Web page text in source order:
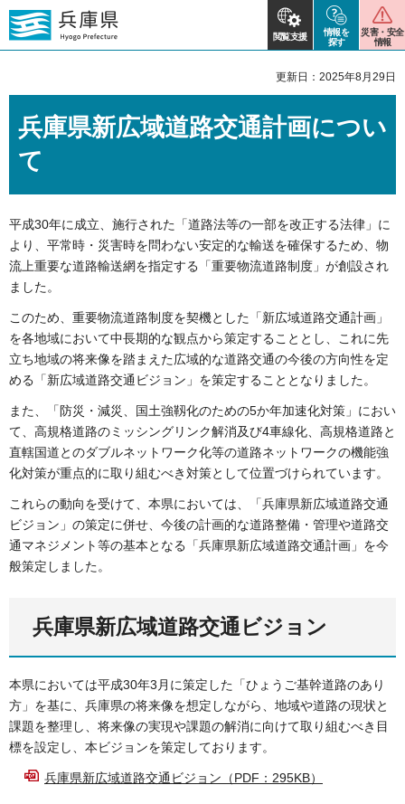
閲覧支援
情報を
探す
災害・安全
情報
更新日：2025年8月29日
兵庫県新広域道路交通計画につい
て
平成30年に成立、施行された「道路法等の一部を改正する法律」に
より、平常時・災害時を問わない安定的な輸送を確保するため、物
流上重要な道路輸送網を指定する「重要物流道路制度」が創設され
ました。
このため、重要物流道路制度を契機とした「新広域道路交通計画」
を各地域において中長期的な観点から策定することとし、これに先
立ち地域の将来像を踏まえた広域的な道路交通の今後の方向性を定
める「新広域道路交通ビジョン」を策定することとなりました。
また、「防災・減災、国土強靱化のための5か年加速化対策」におい
て、高規格道路のミッシングリンク解消及び4車線化、高規格道路と
直轄国道とのダブルネットワーク化等の道路ネットワークの機能強
化対策が重点的に取り組むべき対策として位置づけられています。
これらの動向を受けて、本県においては、「兵庫県新広域道路交通
ビジョン」の策定に併せ、今後の計画的な道路整備・管理や道路交
通マネジメント等の基本となる「兵庫県新広域道路交通計画」を今
般策定しました。
兵庫県新広域道路交通ビジョン
本県においては平成30年3月に策定した「ひょうご基幹道路のあり
方」を基に、兵庫県の将来像を想定しながら、地域や道路の現状と
課題を整理し、将来像の実現や課題の解消に向けて取り組むべき目
標を設定し、本ビジョンを策定しております。
兵庫県新広域道路交通ビジョン（PDF：295KB）